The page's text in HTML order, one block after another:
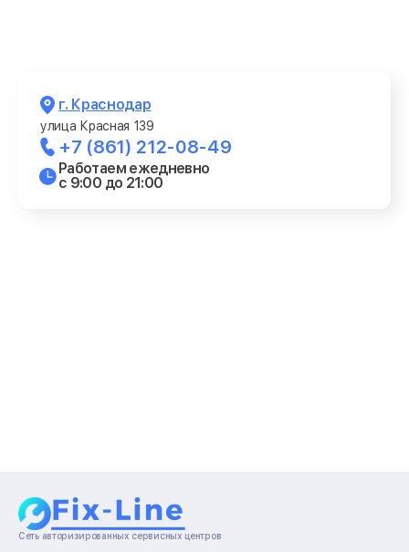
г. Краснодар
улица Красная 139
+7 (861) 212-08-49
Работаем ежедневно
с 9:00 до 21:00
Сеть авторизированных сервисных центров